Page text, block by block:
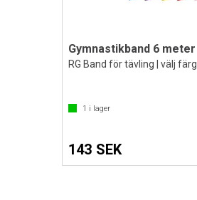
Gymnastikband 6 meter
RG Band för tävling | välj färg
1 i lager
143 SEK